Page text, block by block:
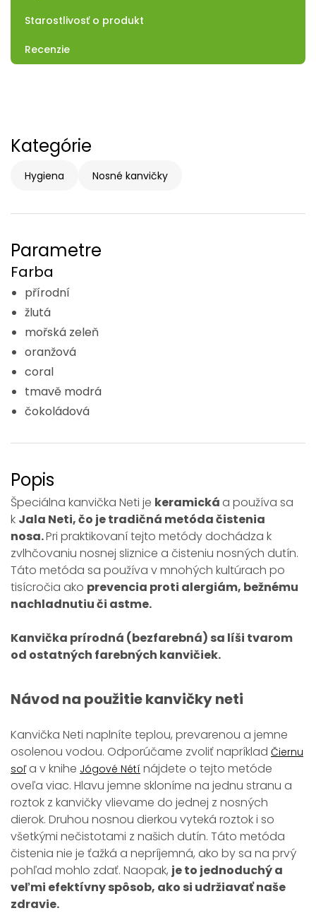
Starostlivosť o produkt
Recenzie
Kategórie
Hygiena Nosné kanvičky
Parametre
Farba
přírodní
žlutá
mořská zeleň
oranžová
coral
tmavě modrá
čokoládová
Popis
Špeciálna kanvička Neti je keramická a používa sa
k Jala Neti, čo je tradičná metóda čistenia
nosa.Pri praktikovaní tejto metódy dochádza k
zvlhčovaniu nosnej sliznice a čisteniu nosných dutín.
Táto metóda sa používa v mnohých kultúrach po
tisícročia ako prevencia proti alergiám, bežnému
nachladnutiu či astme.
Kanvička prírodná (bezfarebná) sa líši tvarom
od ostatných farebných kanvičiek.
Návod na použitie kanvičky neti
Kanvička Neti naplníte teplou, prevarenou a jemne
osolenou vodou. Odporúčame zvoliť napríklad Čiernu
soľa v knihe Jógové Nétí nájdete o tejto metóde
oveľa viac. Hlavu jemne skloníme na jednu stranu a
roztok z kanvičky vlievame do jednej z nosných
dierok. Druhou nosnou dierkou vyteká roztok i so
všetkými nečistotami z našich dutín. Táto metóda
čistenia nie je ťažká a nepríjemná, ako by sa na prvý
pohľad mohlo zdať. Naopak, je to jednoduchý a
veľmi efektívny spôsob, ako si udržiavať naše
zdravie.